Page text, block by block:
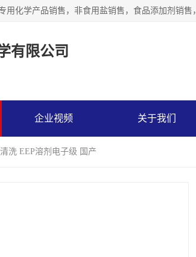
有限公司
企业视频 关于我们
洗 EEP溶剂电子级 国产